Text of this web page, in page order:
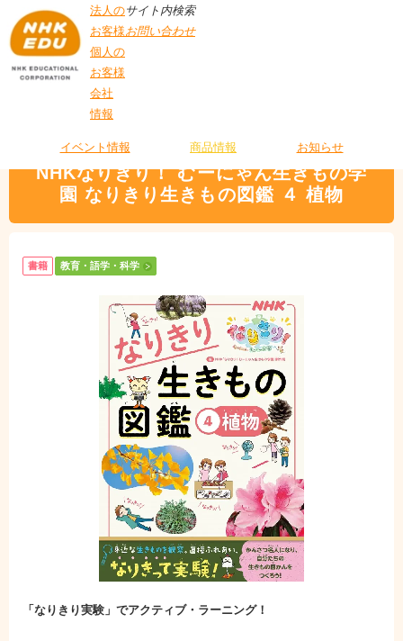
法人の
お客様
個人の
お客様
会社
情報
サイト内検索
お問い合わせ
イベント情報 商品情報 お知らせ
りきり生きもの図鑑 ４ 植物
NHKなりきり！ むーにゃん生きもの学
園 なりきり生きもの図鑑 ４ 植物
書籍 教育・語学・科学
「なりきり実験」でアクティブ・ラーニング！